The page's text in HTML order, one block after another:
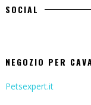
SOCIAL
NEGOZIO PER
Petsexpert.it